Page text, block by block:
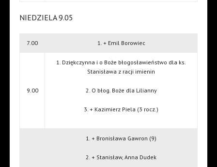
NIEDZIELA 9.05
7.00 1. + Emil Borowiec
9.00
1. Dziękczynna i o Boże błogosławieństwo dla ks.
Stanisława z racji imienin
2. O błog. Boże dla Lilianny
3. + Kazimierz Piela (3 rocz.)
1. + Bronisława Gawron (9)
2. + Stanisław, Anna Dudek